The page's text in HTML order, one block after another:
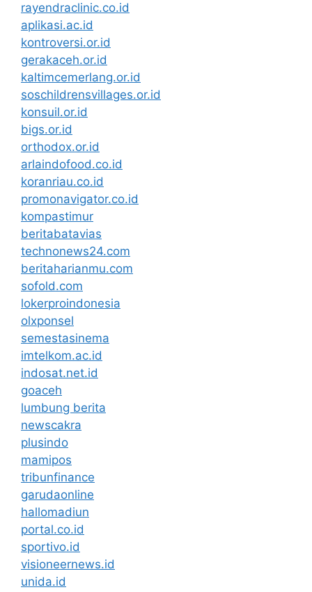
rayendraclinic.co.id
aplikasi.ac.id
kontroversi.or.id
gerakaceh.or.id
kaltimcemerlang.or.id
soschildrensvillages.or.id
konsuil.or.id
bigs.or.id
orthodox.or.id
arlaindofood.co.id
koranriau.co.id
promonavigator.co.id
kompastimur
beritabatavias
technonews24.com
beritaharianmu.com
sofold.com
lokerproindonesia
olxponsel
semestasinema
imtelkom.ac.id
indosat.net.id
goaceh
lumbung berita
newscakra
plusindo
mamipos
tribunfinance
garudaonline
hallomadiun
portal.co.id
sportivo.id
visioneernews.id
unida.id